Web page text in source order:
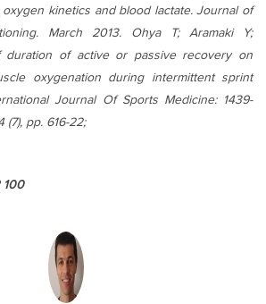
kinetics and blood lactate. Journal of
March 2013. Ohya T; Aramaki Y;
duration of active or passive recovery on
oxygenation during intermittent sprint
Journal Of Sports Medicine: 1439-
(7), pp. 616-22;
100